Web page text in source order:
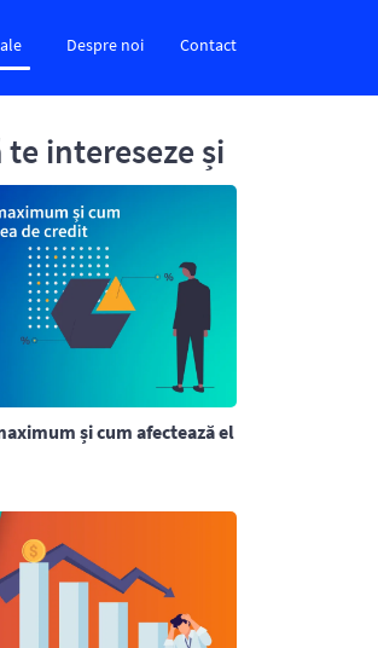
Despre noi Contact
intereseze și
și cum afectează el